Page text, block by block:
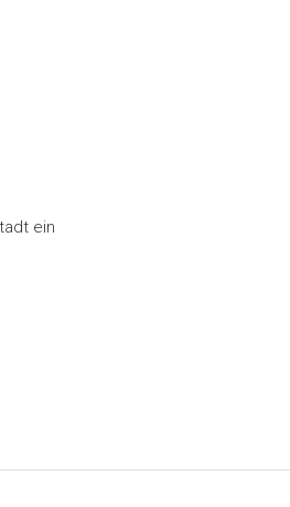
ein